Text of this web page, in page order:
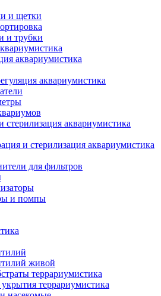
и щетки
и трубки
аквариумистика
аквариумистика
стерилизация аквариумистика
и стерилизация аквариумистика
для фильтров
и помпы
живой
террариумистика
террариумистика